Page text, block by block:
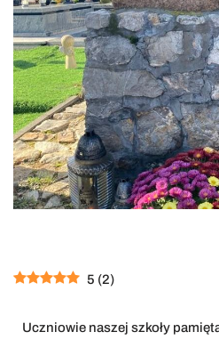
5 (2)
Uczniowie naszej szkoły